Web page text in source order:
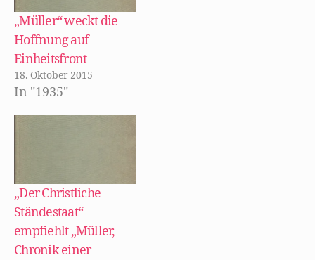
t
)
1935 Walter
Mehrings zweiter
Roman "Müller -
Chronik einer
deutschen Sippe"
erschien. Darin
Österreich wegen
des Romans…
„Müller“ weckt die
Hoffnung auf
Einheitsfront
18. Oktober 2015
In "1935"
„Der Christliche
Ständestaat“
empfiehlt „Müller,
Chronik einer